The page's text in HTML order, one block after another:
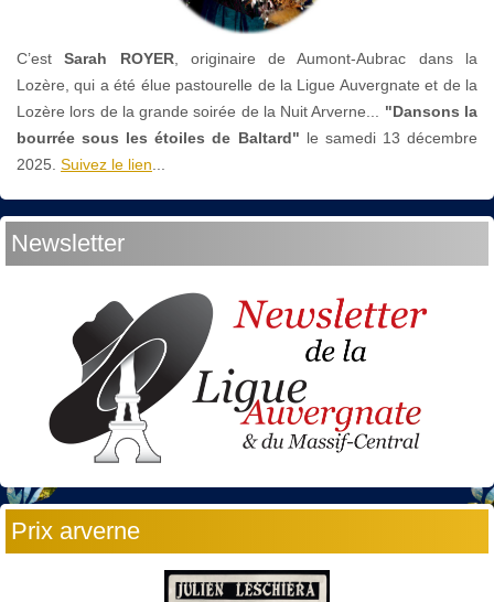
C’estSarah ROYER, originaire de Aumont-Aubrac dans la
Lozère, qui a été élue pastourelle de la Ligue Auvergnate et de la
Lozère lors de la grande soirée de la Nuit Arverne...
"Dansons la
bourrée sous les étoiles de Baltard" le samedi 13 décembre
2025. Suivez le lien
Newsletter
Prix arverne